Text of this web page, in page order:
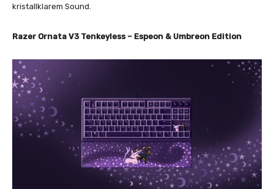
kristallklarem Sound.
Razer Ornata V3 Tenkeyless – Espeon & Umbreon Edition